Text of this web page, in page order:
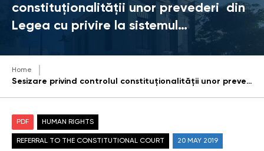
constituționalității unor prevederi din
Legea cu privire la sistemul…
Home
Sesizare privind controlul constituționalității unor prevederi din Legea cu privire la sistemul public de pensii referitoare la asimilarea stagiului de cotizare pentru persoanele care au îngrijit de persoane cu grad sever de invaliditate
PDF HUMAN RIGHTS
REFERRAL TO THE CONSTITUTIONAL COURT 20 MAY 2019